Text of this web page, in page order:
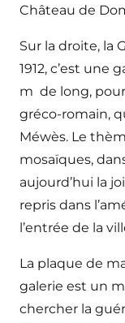
Château de
Sur la droite, la
1912, c’est une
m de long,
gréco-romain,
Méwès. Le
mosaïques,
aujourd’hui la
repris dans
l’entrée de la
La plaque de
galerie est un
chercher la